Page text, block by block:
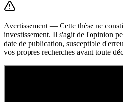
Avertissement — Cette thèse ne
investissement. Il s'agit de l'opinion
date de publication, susceptible
vos propres recherches avant toute